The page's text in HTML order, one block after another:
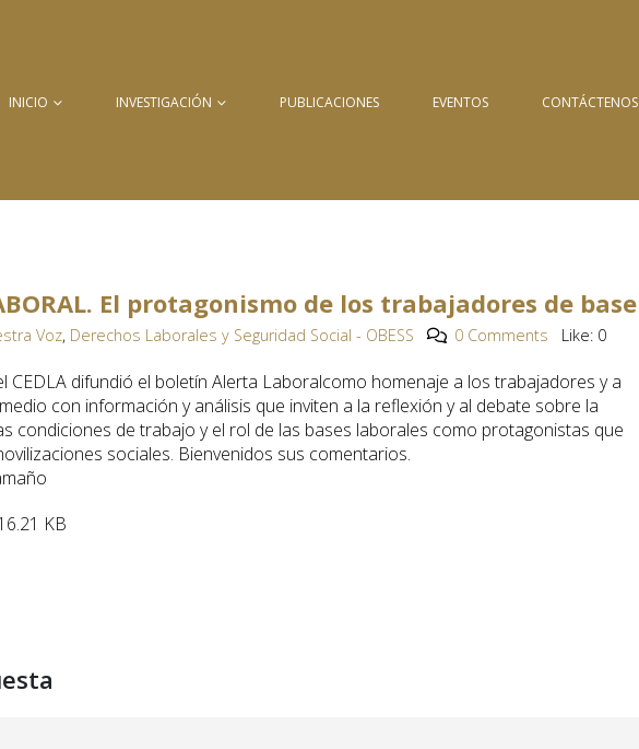
INICIO INVESTIGACIÓN PUBLICACIONES EVENTOS CONTÁCTENOS
El protagonismo de los trabajadores de base
Voz, Derechos Laborales y Seguridad Social - OBESS 0 Comments Like: 0
CEDLA difundió el boletín Alerta Laboralcomo homenaje a los trabajadores y a
con información y análisis que inviten a la reflexión y al debate sobre la
condiciones de trabajo y el rol de las bases laborales como protagonistas que
sociales. Bienvenidos sus comentarios.
KB